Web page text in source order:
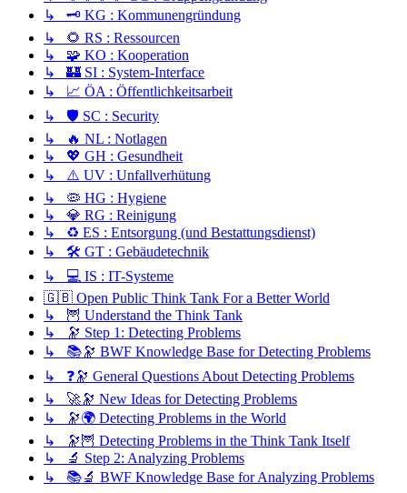
↳ 🗝️ KG : Kommunengründung
↳ 🌻 RS : Ressourcen
↳ 🧩 KO : Kooperation
↳ 🏰 SI : System-Interface
↳ 📈 ÖA : Öffentlichkeitsarbeit
↳ 🛡️ SC : Security
↳ 🔥 NL : Notlagen
↳ 💖 GH : Gesundheit
↳ ⚠️ UV : Unfallverhütung
↳ 🦠 HG : Hygiene
↳ 💎 RG : Reinigung
↳ ♻️ ES : Entsorgung (und Bestattungsdienst)
↳ 🛠️ GT : Gebäudetechnik
↳ 💻 IS : IT-Systeme
🇬🇧 Open Public Think Tank For a Better World
↳ 🦉 Understand the Think Tank
↳ 🔭 Step 1: Detecting Problems
↳ 📚🔭 BWF Knowledge Base for Detecting Problems
↳ ❓🔭 General Questions About Detecting Problems
↳ 🚀🔭 New Ideas for Detecting Problems
↳ 🔭🌍 Detecting Problems in the World
↳ 🔭🦉 Detecting Problems in the Think Tank Itself
↳ 🔬 Step 2: Analyzing Problems
↳ 📚🔬 BWF Knowledge Base for Analyzing Problems